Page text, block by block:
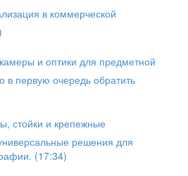
в коммерческой
и оптики для предметной
в первую очередь обратить
стойки и крепежные
решения для
(17:34)